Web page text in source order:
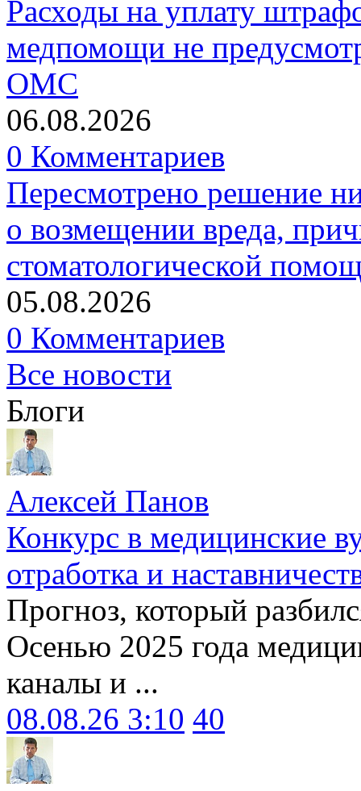
Расходы на уплату
медпомощи не
ОМС
06.08.2026
0 Комментариев
Пересмотрено решение
о возмещении вреда,
стоматологической
05.08.2026
0 Комментариев
Все новости
Блоги
Алексей Панов
Конкурс в медицинские
отработка и
Прогноз, который
Осенью 2025 года
каналы и ...
08.08.26 3:10 40